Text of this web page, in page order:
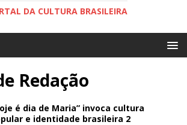
DA CULTURA BRASILEIRA
Redação
é dia de Maria” invoca cultura
e identidade brasileira 2